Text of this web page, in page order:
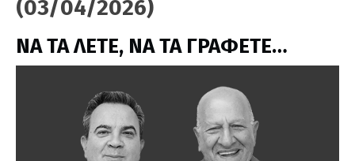
(03/04/2026)
ΝΑ ΤΑ ΛΕΤΕ, ΝΑ ΤΑ ΓΡΑΦΕΤΕ…